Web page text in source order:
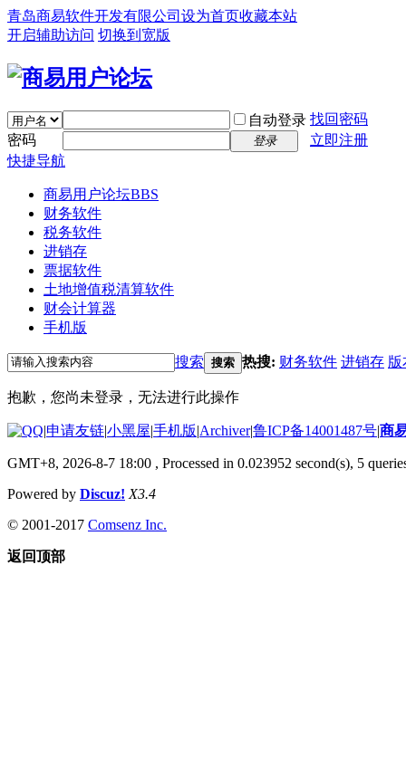
青岛商易软件开发有限公司 设为首页收藏本站
开启辅助访问 切换到宽版
自动登录 找回密码
密码
登录
立即注册
快捷导航
商易用户论坛BBS
财务软件
税务软件
进销存
票据软件
土地增值税清算软件
财会计算器
手机版
搜索 搜索 热搜: 财务软件 进销存 版
抱歉，您尚未登录，无法进行此操作
|申请友链|小黑屋|手机版|Archiver|鲁ICP备14001487号|商
GMT+8, 2026-8-7 18:00 , Processed in 0.023952 second(s), 5
Powered by Discuz! X3.4
© 2001-2017 Comsenz Inc.
返回顶部